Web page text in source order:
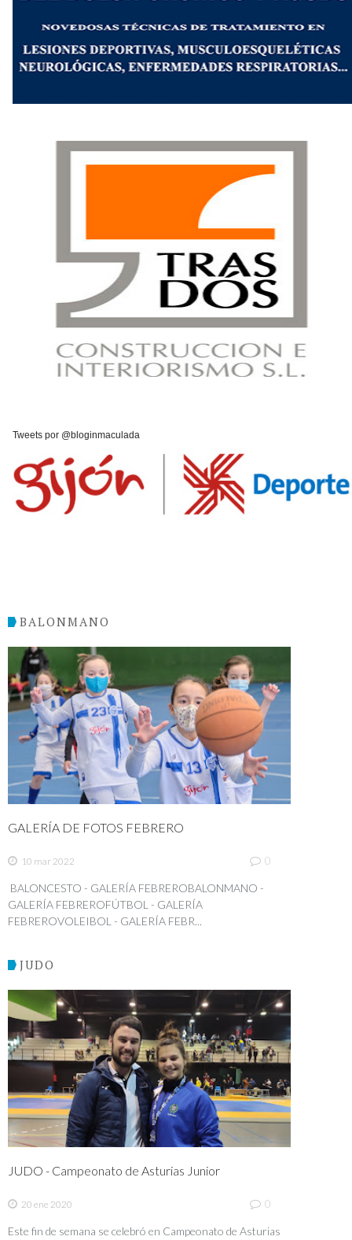
Tweets por @bloginmaculada
BALONMANO
GALERÍA DE FOTOS FEBRERO
10 mar 2022 0
BALONCESTO - GALERÍA FEBREROBALONMANO -
GALERÍA FEBREROFÚTBOL - GALERÍA
FEBREROVOLEIBOL - GALERÍA FEBR...
JUDO
JUDO - Campeonato de Asturias Junior
20 ene 2020 0
Este fin de semana se celebró en Campeonato de Asturias